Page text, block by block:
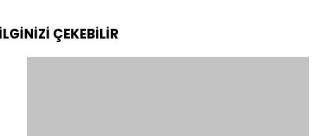
ÇEKEBİLİR